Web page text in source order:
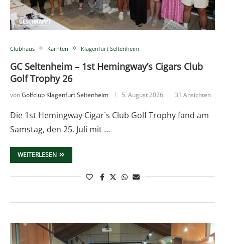
Clubhaus Kärnten Klagenfurt Seltenheim
GC Seltenheim – 1st Hemingway’s Cigars Club
Golf Trophy 26
vonGolfclub Klagenfurt Seltenheim 5. August 2026 31 Ansichten
Die 1st Hemingway Cigar´s Club Golf Trophy fand am
Samstag, den 25. Juli mit …
WEITERLESEN